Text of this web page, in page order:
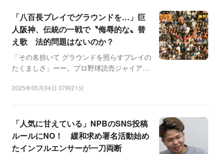
「八百長プレイでグラウンドを…」巨
人阪神、伝統の一戦で〝侮辱的な〟替
え歌 法的問題はないのか？
「その名担いて グラウンドを照らすプレイの
たくましさ」ーー。プロ野球読売ジャイアン
2025年05月04日 07時21分
「人気に甘えている」NPBのSNS投稿
ルールにNO！ 緩和求め署名活動始め
たインフルエンサーが一刀両断